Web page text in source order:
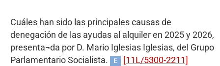
Cuáles han sido las principales causas de
denegación de las ayudas al alquiler en 2025 y 2026,
presenta¬da por D. Mario Iglesias Iglesias, del Grupo
Parlamentario Socialista.
E
[11L/5300-2211]